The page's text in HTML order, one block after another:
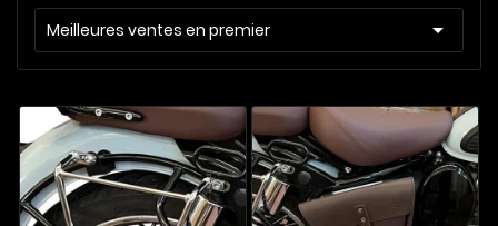
Meilleures ventes en premier 